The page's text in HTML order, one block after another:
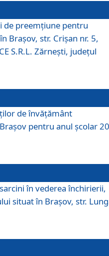
de preemţiune pentru
Braşov, str. Crişan nr. 5,
S.R.L. Zărneşti, judeţul
de învăţământ
pentru anul şcolar
în vederea închirierii,
situat în Braşov, str.